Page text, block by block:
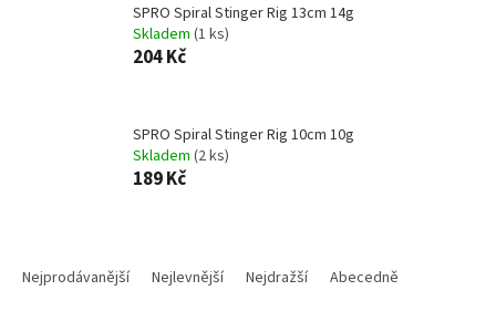
SPRO Spiral Stinger Rig 13cm 14g
Skladem (1 ks)
204 Kč
SPRO Spiral Stinger Rig 10cm 10g
Skladem (2 ks)
189 Kč
Nejprodávanější Nejlevnější Nejdražší Abecedně